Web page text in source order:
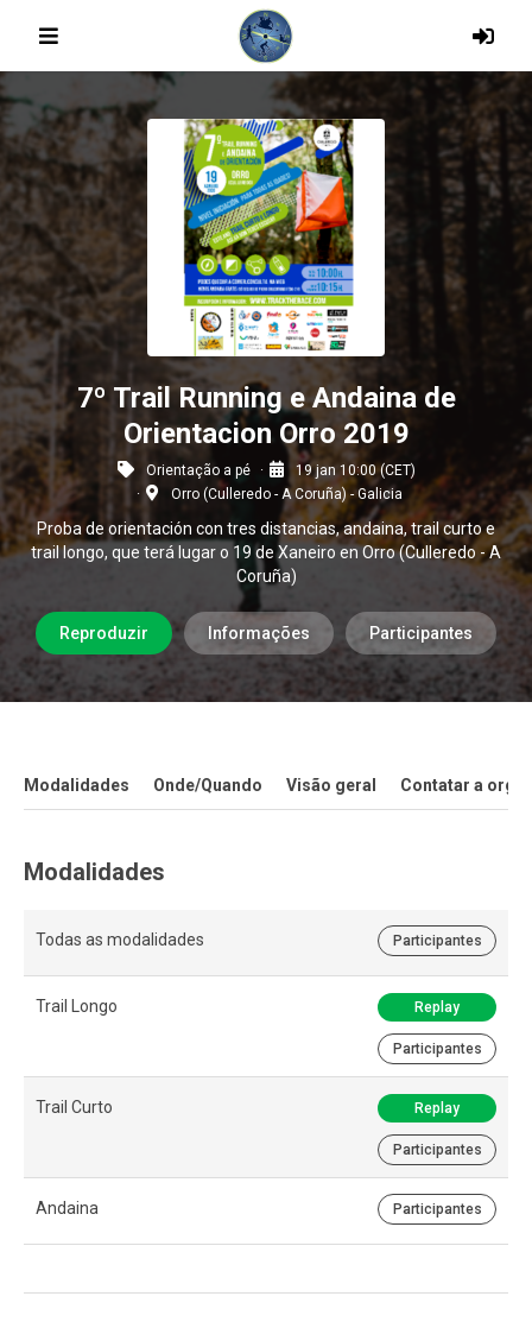
7º Trail Running e Andaina de
Orientacion Orro 2019
Orientação a pé
19 jan 10:00 (CET)
Orro (Culleredo - A Coruña) - Galicia
Proba de orientación con tres distancias, andaina, trail curto e
trail longo, que terá lugar o 19 de Xaneiro en Orro (Culleredo - A
Coruña)
Reproduzir Informações Participantes
Modalidades Onde/Quando Visão geral Contatar a
Modalidades
Todas as modalidades Participantes
Trail Longo Replay
Participantes
Trail Curto Replay
Participantes
Andaina Participantes